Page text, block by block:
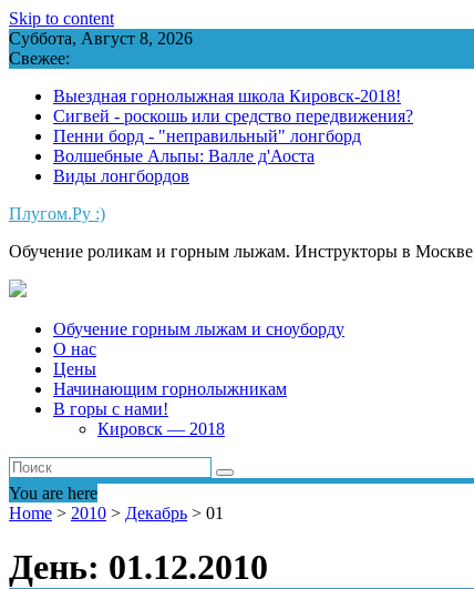
Skip to content
Суббота, Август 8, 2026
Свежее:
Выездная горнолыжная школа Кировск-2018!
Сигвей - роскошь или средство передвижения?
Пенни борд - "неправильный" лонгборд
Волшебные Альпы: Валле д'Аоста
Виды лонгбордов
Плугом.Ру :)
Обучение роликам и горным лыжам. Инструкторы в Москве
Обучение горным лыжам и сноуборду
О нас
Цены
Начинающим горнолыжникам
В горы с нами!
Кировск — 2018
You are here
Home > 2010 > Декабрь > 01
День: 01.12.2010